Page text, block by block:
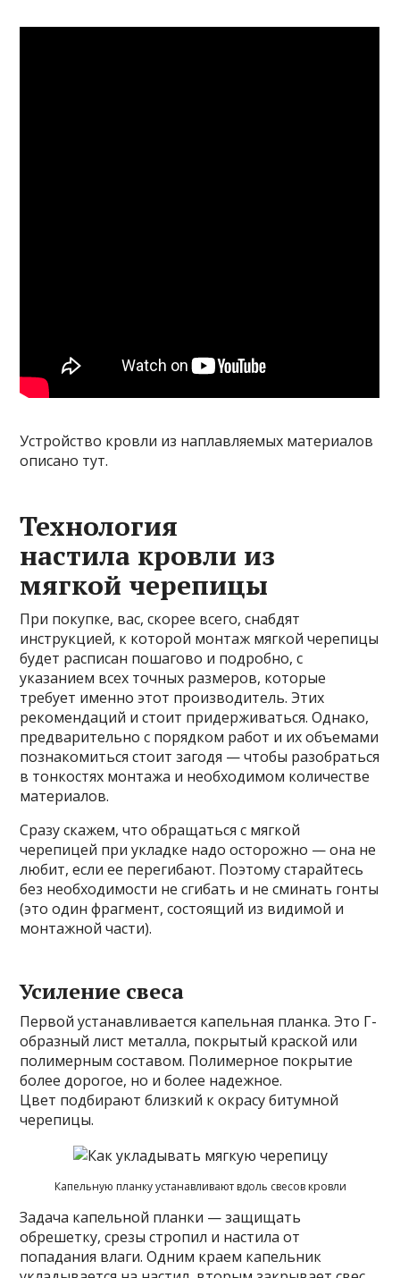
Устройство кровли из наплавляемых материалов
описано тут.
Технология
настила кровли из
мягкой черепицы
При покупке, вас, скорее всего, снабдят
инструкцией, к которой монтаж мягкой черепицы
будет расписан пошагово и подробно, с
указанием всех точных размеров, которые
требует именно этот производитель. Этих
рекомендаций и стоит придерживаться. Однако,
предварительно с порядком работ и их объемами
познакомиться стоит загодя — чтобы разобраться
в тонкостях монтажа и необходимом количестве
материалов.
Сразу скажем, что обращаться с мягкой
черепицей при укладке надо осторожно — она не
любит, если ее перегибают. Поэтому старайтесь
без необходимости не сгибать и не сминать гонты
(это один фрагмент, состоящий из видимой и
монтажной части).
Усиление свеса
Первой устанавливается капельная планка. Это Г-
образный лист металла, покрытый краской или
полимерным составом. Полимерное покрытие
более дорогое, но и более надежное.
Цвет подбирают близкий к окрасу битумной
черепицы.
Капельную планку устанавливают вдоль свесов кровли
Задача капельной планки — защищать
обрешетку, срезы стропил и настила от
попадания влаги. Одним краем капельник